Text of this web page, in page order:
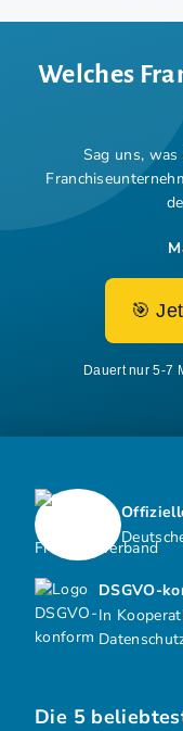
Welches
Sag uns,
🎯
Dauert nur 5-7
DSGVO-
In
Die 5